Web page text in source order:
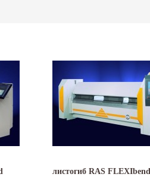
листогиб RAS FLEXIbend